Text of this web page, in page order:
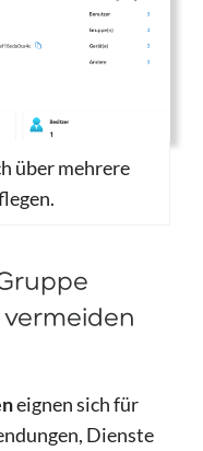
über mehrere
eignen sich für
Dienste